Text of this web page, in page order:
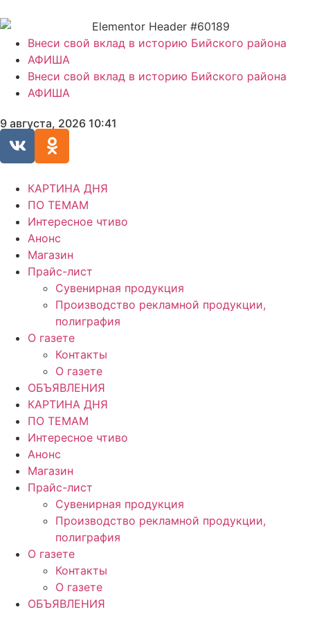
Внеси свой вклад в историю Бийского района
АФИША
Внеси свой вклад в историю Бийского района
АФИША
9 августа, 2026 10:41
КАРТИНА ДНЯ
ПО ТЕМАМ
Интересное чтиво
Анонс
Магазин
Прайс-лист
Сувенирная продукция
Производство рекламной продукции,
полиграфия
О газете
Контакты
О газете
ОБЪЯВЛЕНИЯ
КАРТИНА ДНЯ
ПО ТЕМАМ
Интересное чтиво
Анонс
Магазин
Прайс-лист
Сувенирная продукция
Производство рекламной продукции,
полиграфия
О газете
Контакты
О газете
ОБЪЯВЛЕНИЯ